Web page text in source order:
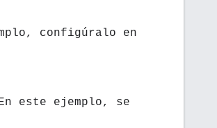
configúralo en
este ejemplo, se